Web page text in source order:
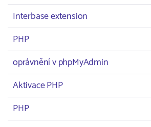
Interbase extension
PHP
oprávnění v phpMyAdmin
Aktivace PHP
PHP